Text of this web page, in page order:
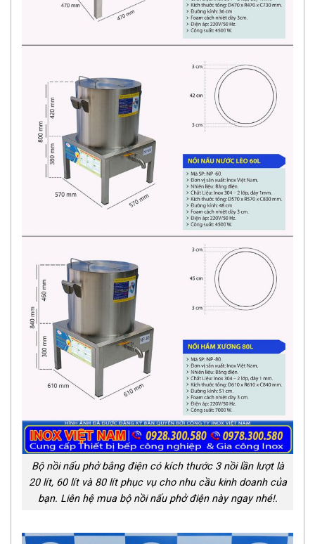
Bộ nồi nấu phở bằng điện có kích thước 3 nồi lần lượt là
20 lít, 60 lít và 80 lít phục vụ cho nhu cầu kinh doanh của
bạn. Liên hệ mua bộ nồi nấu phở điện này ngay nhé!.